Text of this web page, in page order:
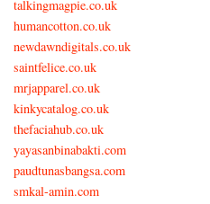
talkingmagpie.co.uk
humancotton.co.uk
newdawndigitals.co.uk
saintfelice.co.uk
mrjapparel.co.uk
kinkycatalog.co.uk
thefaciahub.co.uk
yayasanbinabakti.com
paudtunasbangsa.com
smkal-amin.com